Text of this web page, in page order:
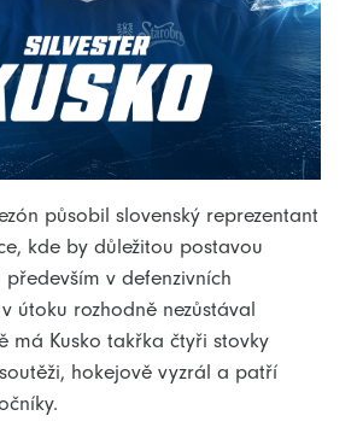
působil slovenský reprezentant
kde by důležitou postavou
v defenzivních
útoku rozhodně nezůstával
má Kusko takřka čtyři stovky
hokejově vyzrál a patří